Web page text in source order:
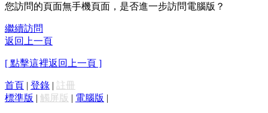
您訪問的頁面無手機頁面，是否進一步訪問電腦版？
繼續訪問
返回上一頁
[ 點擊這裡返回上一頁 ]
首頁 | 登錄 | 註冊
標準版 | 觸屏版 | 電腦版 |